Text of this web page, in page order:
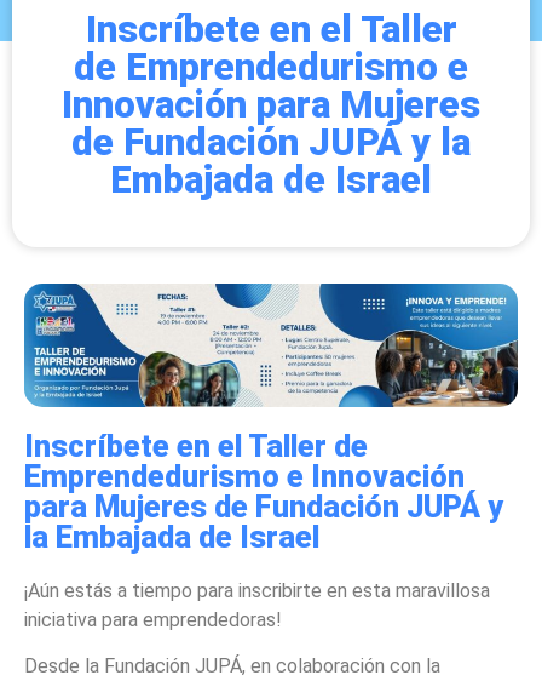
Inscríbete en el Taller
de Emprendedurismo e
Innovación para Mujeres
de Fundación JUPÁ y la
Embajada de Israel
Inscríbete en el Taller de
Emprendedurismo e Innovación
para Mujeres de Fundación JUPÁ y
la Embajada de Israel
¡Aún estás a tiempo para inscribirte en esta maravillosa
iniciativa para emprendedoras!
Desde la Fundación JUPÁ, en colaboración con la